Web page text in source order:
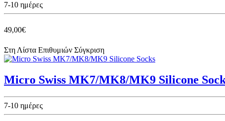
7-10 ημέρες
49,00€
Στη Λίστα Επιθυμιών Σύγκριση
Micro Swiss MK7/MK8/MK9 Silicone
7-10 ημέρες